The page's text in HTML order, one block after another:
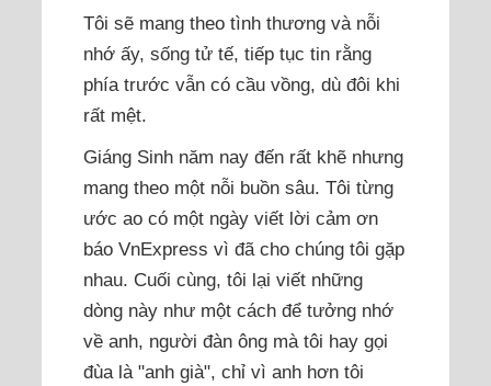
Tôi sẽ mang theo tình thương và nỗi
nhớ ấy, sống tử tế, tiếp tục tin rằng
phía trước vẫn có cầu vồng, dù đôi khi
rất mệt.
Giáng Sinh năm nay đến rất khẽ nhưng
mang theo một nỗi buồn sâu. Tôi từng
ước ao có một ngày viết lời cảm ơn
báo VnExpress vì đã cho chúng tôi gặp
nhau. Cuối cùng, tôi lại viết những
dòng này như một cách để tưởng nhớ
về anh, người đàn ông mà tôi hay gọi
đùa là "anh già", chỉ vì anh hơn tôi